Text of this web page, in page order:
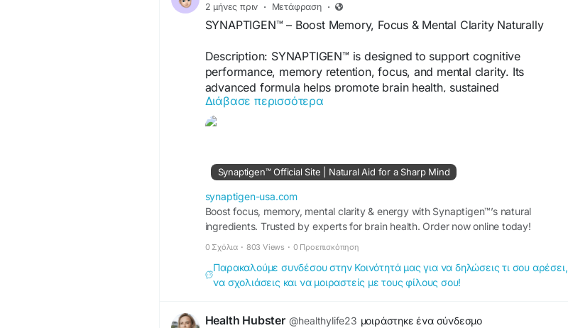
2 μήνες πριν · Μετάφραση ·
SYNAPTIGEN™ – Boost Memory, Focus & Mental Clarity Naturally
Description: SYNAPTIGEN™ is designed to support cognitive
performance, memory retention, focus, and mental clarity. Its
advanced formula helps promote brain health, sustained
concentration, and daily
#SYNAPTIGEN #BrainHealth #MemorySupport
Διάβασε περισσότερα
Synaptigen™ Official Site | Natural Aid for a Sharp Mind
synaptigen-usa.com
Boost focus, memory, mental clarity & energy with Synaptigen™’s natural
ingredients. Trusted by experts for brain health. Order now online today!
0 Σχόλια · 803 Views · 0 Προεπισκόπηση
Παρακαλούμε συνδέσου στην Κοινότητά μας για να δηλώσεις τι σου αρέσει,
να σχολιάσεις και να μοιραστείς με τους φίλους σου!
Health Hubster @healthylife23 μοιράστηκε ένα σύνδεσμο